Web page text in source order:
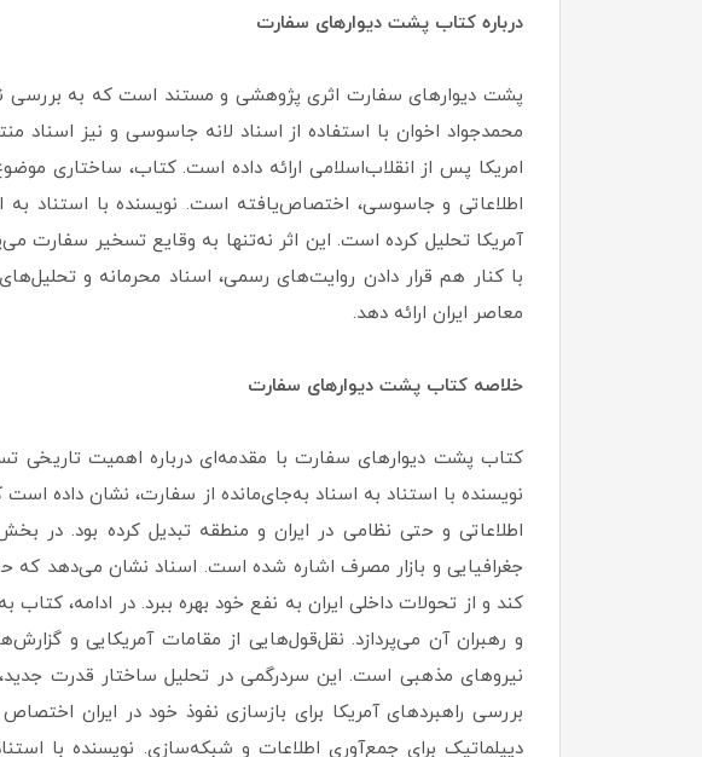
درباره کتاب پشت دیوارهای سفارت
پشت دیوارهای سفارت اثری پژوهشی و مستند است که به بررسی
محمدجواد اخوان با استفاده از اسناد لانه جاسوسی و نیز اسناد
امریکا پس از انقلاب‌اسلامی ارائه داده است. کتاب، ساختاری
اطلاعاتی و جاسوسی، اختصاص‌یافته است. نویسنده با استناد به
آمریکا تحلیل کرده است. این اثر نه‌تنها به وقایع تسخیر سفارت
با کنار هم قرار دادن روایت‌های رسمی، اسناد محرمانه و
معاصر ایران ارائه دهد.
خلاصه کتاب پشت دیوارهای سفارت
کتاب پشت دیوارهای سفارت با مقدمه‌ای درباره اهمیت تاریخی
نویسنده با استناد به اسناد به‌جای‌مانده از سفارت، نشان داده
اطلاعاتی و حتی نظامی در ایران و منطقه تبدیل کرده بود. در
جغرافیایی و بازار مصرف اشاره شده است. اسناد نشان می‌دهد که
کند و از تحولات داخلی ایران به نفع خود بهره ببرد. در ادامه،
و رهبران آن می‌پردازد. نقل‌قول‌هایی از مقامات آمریکایی و
نیروهای مذهبی است. این سردرگمی در تحلیل ساختار قدرت
بررسی راهبردهای آمریکا برای بازسازی نفوذ خود در ایران
دیپلماتیک برای جمع‌آوری اطلاعات و شبکه‌سازی. نویسنده با